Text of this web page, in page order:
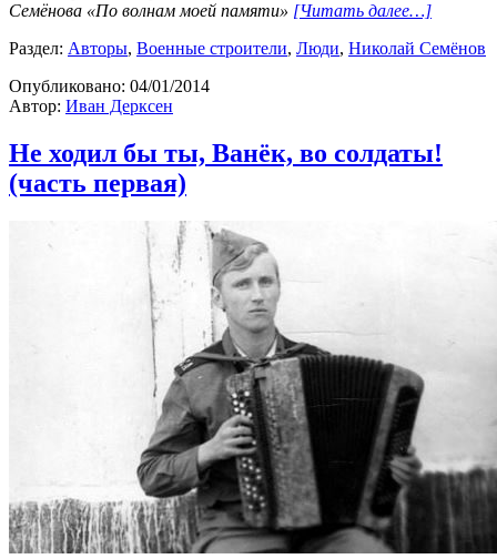
Семёнова «По волнам моей памяти» [Читать далее…]
Раздел: Авторы, Военные строители, Люди, Николай Семёнов
Опубликовано: 04/01/2014
Автор: Иван Дерксен
Не ходил бы ты, Ванёк, во солдаты!
(часть первая)